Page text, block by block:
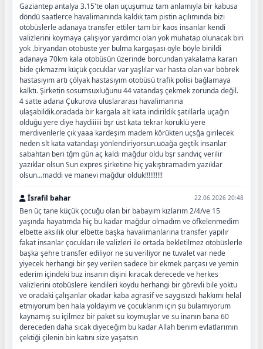
Gaziantep antalya 3.15'te olan uçuşumuz tam anlamıyla bir kabusa
döndü saatlerce havalimanında kaldık tam pistin açılımında bizi
otobüslerle adanaya transfer ettiler tam bir kaos insanlar kendi
valizlerini koymaya çalışıyor yardımcı olan yok muhatap olunacak biri
yok .biryandan otobüste yer bulma kargaşası öyle böyle binildi
adanaya 70km kala otobüsün üzerinde borcundan yakalama kararı
bide çıkmazmı küçük çocuklar var yaşlılar var hasta olan var böbrek
hastasıyım artı çölyak hastasıyım otobüsü trafik polisi bağlamaya
kalktı. Şirketin sosumsuxluğunu 44 vatandaş çekmek zorunda değil.
4 satte adana Çukurova uluslararası havalimanına
ulaşabildik.oradada bir kargala alt kata indirildik şatıllarla uçağın
olduğu yere diye haydiiiiii bşr üst kata tekrar körüklü yere
merdivenlerle çık yaaa kardeşim madem körükten uçsğa girilecek
neden slt kata vatandaşı yönlendiriyorsun.uöağa geçtik insanlar
sabahtan beri tğm gün aç kaldı mağdur oldu bşr sandviç verilir
yazıklar olsun Sun expres şirketine hiç yakıştıramadım yazıklar
olsun...maddi ve manevi mağdur olduk!!!!!!!!!!
İsrafil bahar 22.06.2026 20:48
Ben üç tane küçük çocuğu olan bir babayım kızlarım 2/4/ve 15
yaşında hayatımda hiç bu kadar mağdur olmadım ve öfkelenmedim
elbette aksilik olur elbette başka havalimanlarına transfer yapılır
fakat insanlar çocukları ile valizleri ile ortada bekletilmez otobüslerle
başka şehre transfer ediliyor ne su veriliyor ne tuvalet var nede
yiyecek herhangi bir şey verilen sadece bir ekmek parçası ve yemin
ederim içindeki buz insanın dişini kıracak derecede ve herkes
valizlerini otobüslere kendileri koydu herhangi bir görevli bile yoktu
ve oradaki çalışanlar okadar kaba agrasif ve saygısızdı hakkımı helal
etmiyorum ben hala yoldayım ve çocuklarım için şu bulamıyorum
kaynamış su içilmez bir paket su koymuşlar ve su inanın bana 60
dereceden daha sıcak diyeceğim bu kadar Allah benim evlatlarımın
çektiği çilenin bin katını size yaşatsın